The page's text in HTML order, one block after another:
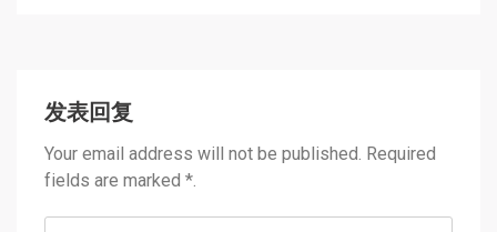
发表回复
Your email address will not be published. Required
fields are marked *.